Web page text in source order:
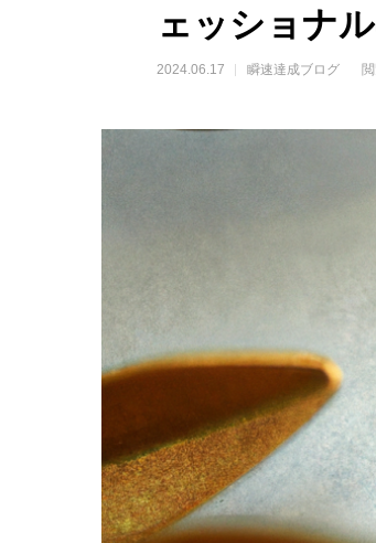
ェッショナル
2024.06.17 瞬速達成ブログ